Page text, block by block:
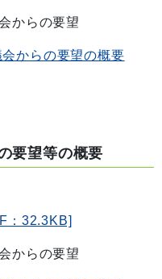
からの要望
からの要望の概要
要望等の概要
：32.3KB]
からの要望